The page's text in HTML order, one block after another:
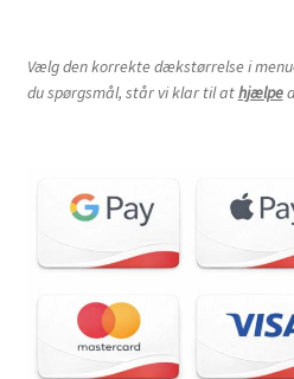
Vælg den korrekte dækstørrelse i
du spørgsmål, står vi klar til athjælpe